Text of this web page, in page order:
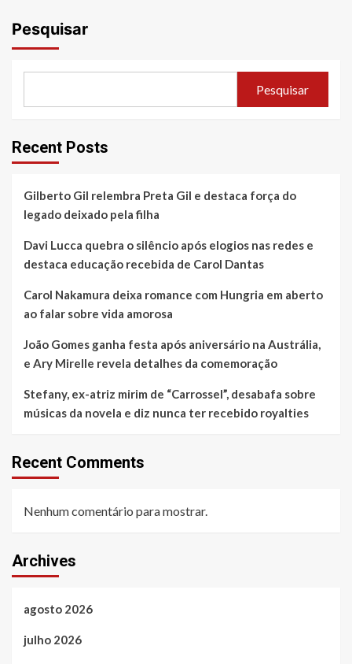
Pesquisar
Pesquisar
Recent Posts
Gilberto Gil relembra Preta Gil e destaca força do
legado deixado pela filha
Davi Lucca quebra o silêncio após elogios nas redes e
destaca educação recebida de Carol Dantas
Carol Nakamura deixa romance com Hungria em aberto
ao falar sobre vida amorosa
João Gomes ganha festa após aniversário na Austrália,
e Ary Mirelle revela detalhes da comemoração
Stefany, ex-atriz mirim de “Carrossel”, desabafa sobre
músicas da novela e diz nunca ter recebido royalties
Recent Comments
Nenhum comentário para mostrar.
Archives
agosto 2026
julho 2026